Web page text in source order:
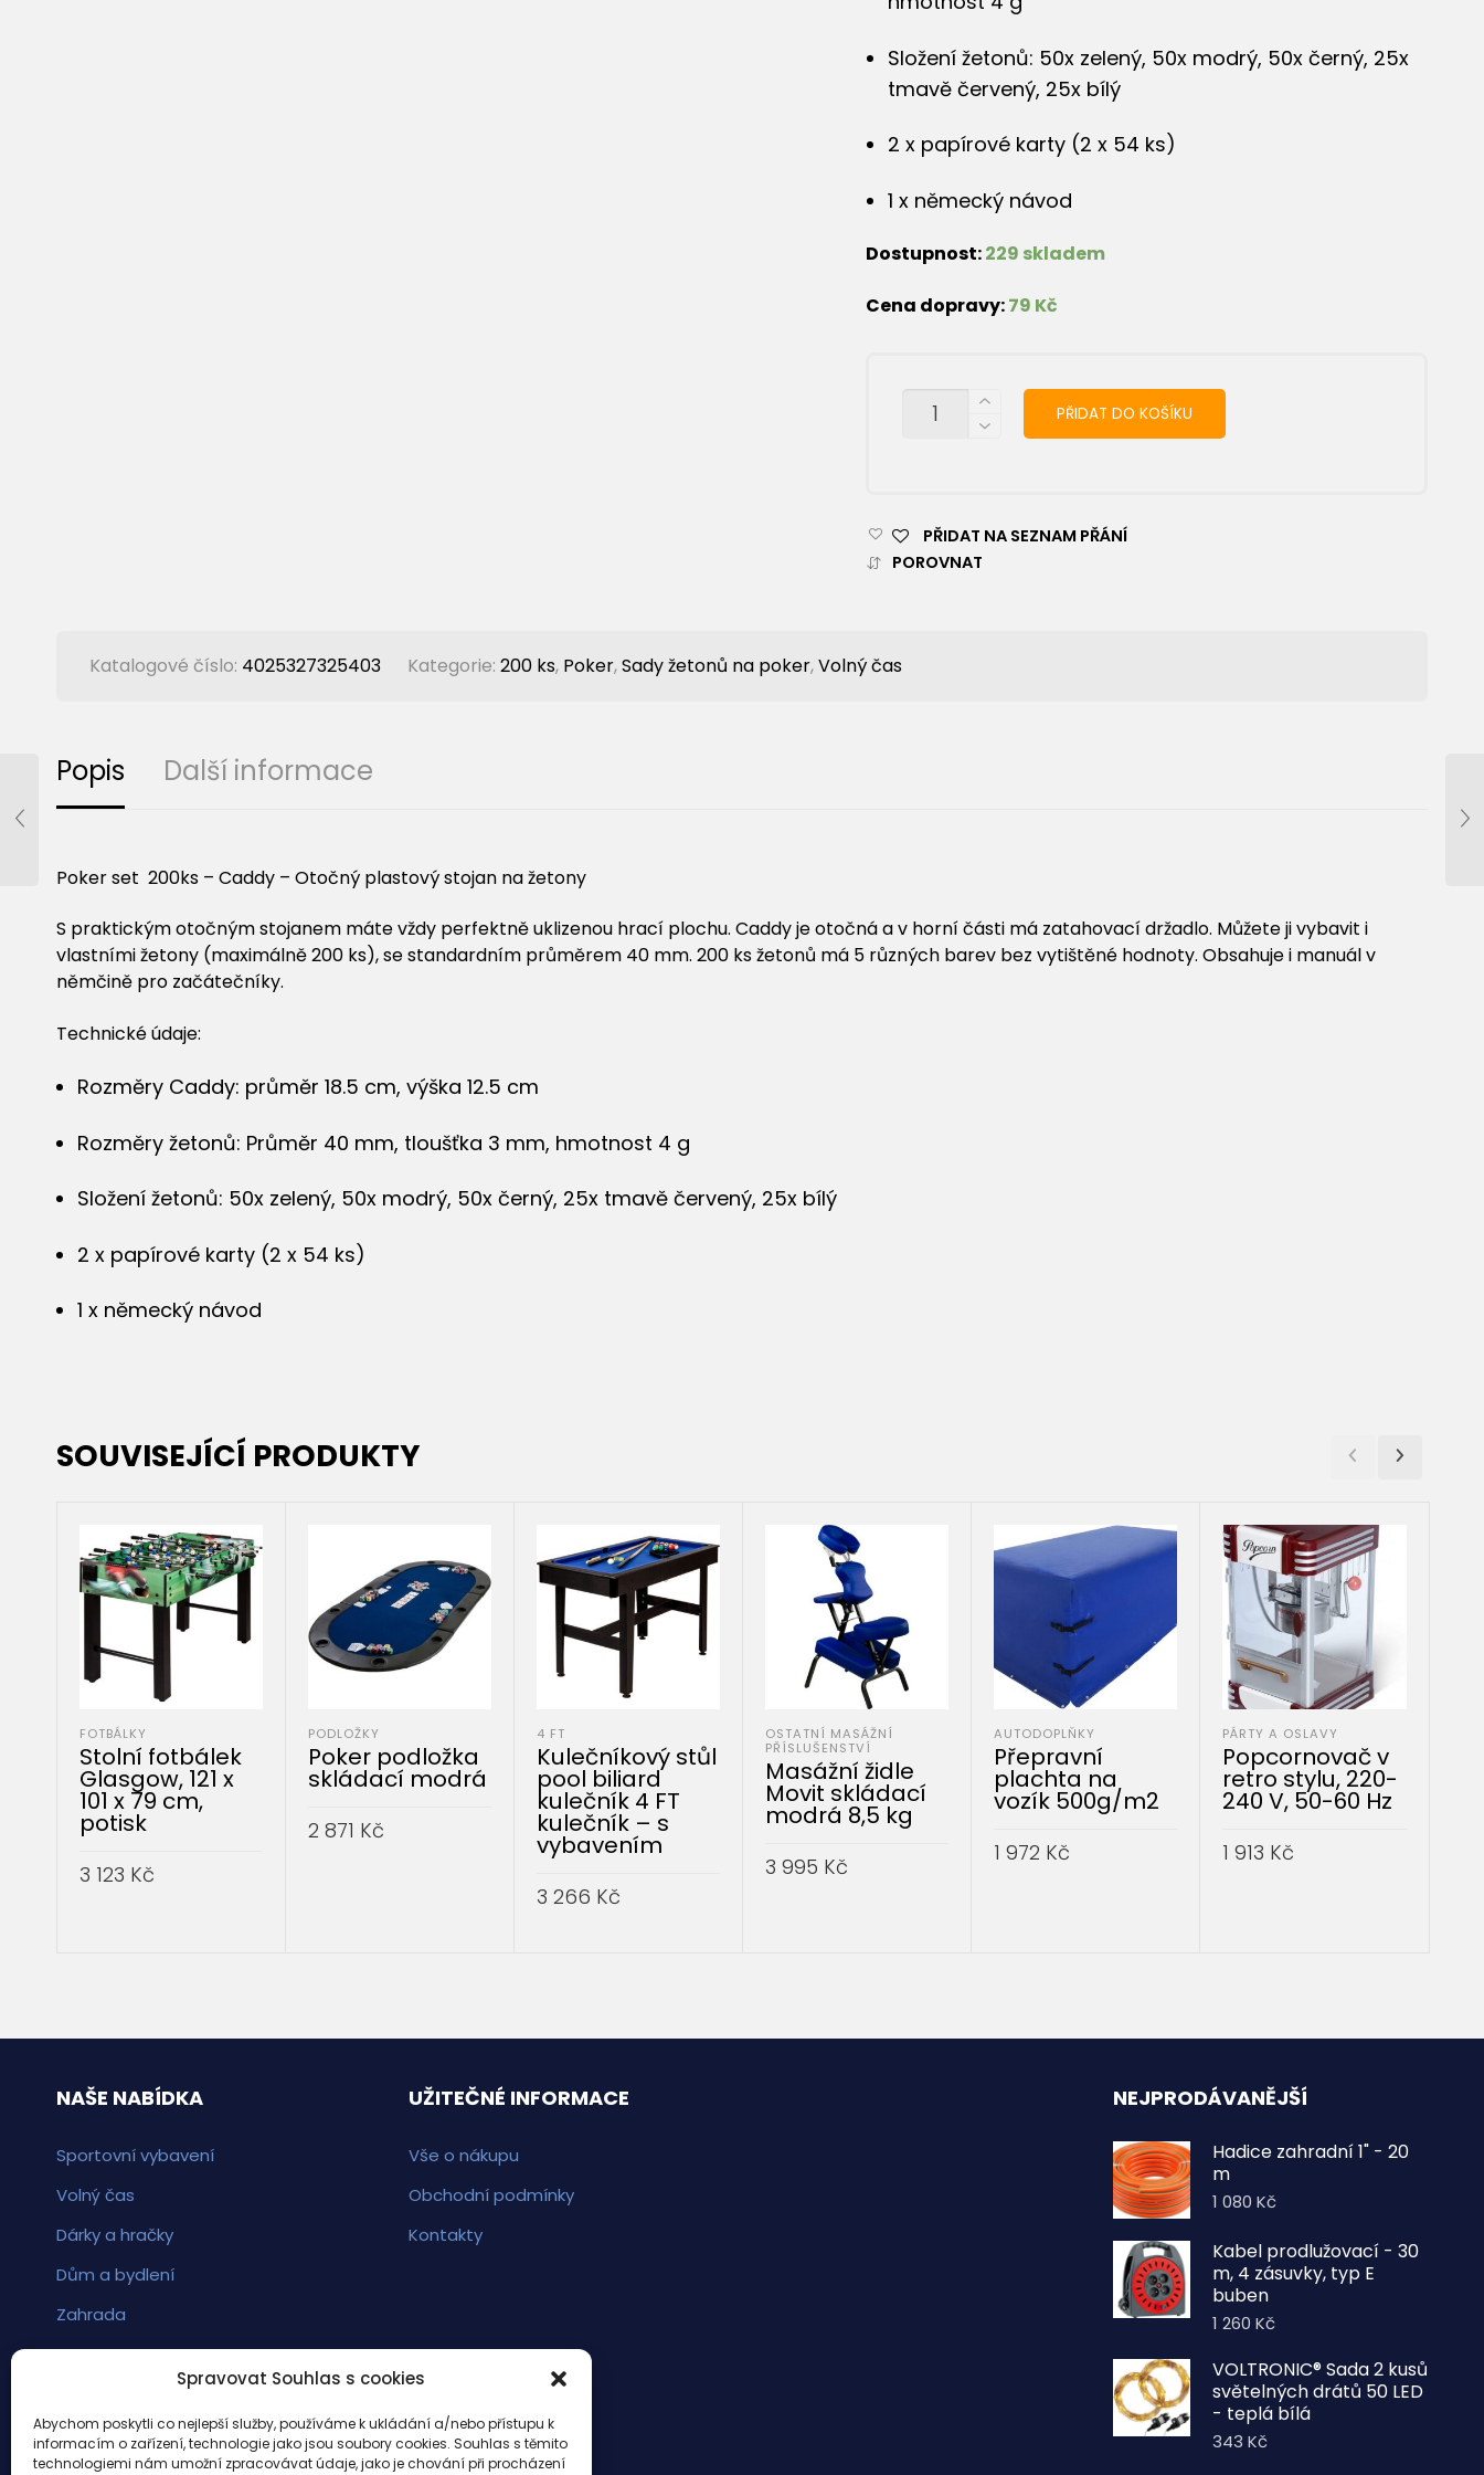
Spravovat Souhlas s cookies
Abychom poskytli co nejlepší služby, používáme k ukládání a/nebo přístupu k
informacím o zařízení, technologie jako jsou soubory cookies. Souhlas s těmito
technologiemi nám umožní zpracovávat údaje, jako je chování při procházení
Složení žetonů: 50x zelený, 50x modrý, 50x černý, 25x
tmavě červený, 25x bílý
2 x papírové karty (2 x 54 ks)
1 x německý návod
Dostupnost:229 skladem
Cena dopravy:79 Kč
MNOŽSTVÍ PŘIDAT DO KOŠÍKU
PŘIDAT NA SEZNAM PŘÁNÍ
POROVNAT
Katalogové číslo: 4025327325403 Kategorie: 200 ks, Poker,Sady žetonů na poker,Volný čas
Popis Další informace
Poker set 200ks – Caddy – Otočný plastový stojan na žetony
S praktickým otočným stojanem máte vždy perfektně uklizenou hrací plochu. Caddy je otočná a v horní části má zatahovací držadlo. Můžete ji vybavit i
vlastními žetony (maximálně 200 ks), se standardním průměrem 40 mm. 200 ks žetonů má 5 různých barev bez vytištěné hodnoty. Obsahuje i manuál v
němčině pro začátečníky.
Technické údaje:
Rozměry Caddy: průměr 18.5 cm, výška 12.5 cm
Rozměry žetonů: Průměr 40 mm, tloušťka 3 mm, hmotnost 4 g
Složení žetonů: 50x zelený, 50x modrý, 50x černý, 25x tmavě červený, 25x bílý
2 x papírové karty (2 x 54 ks)
1 x německý návod
SOUVISEJÍCÍ PRODUKTY
FOTBÁLKY
Stolní fotbálek
Glasgow, 121 x
101 x 79 cm,
potisk
3 123 Kč
PODLOŽKY
Poker podložka
skládací modrá
2 871 Kč
4 FT
Kulečníkový stůl
pool biliard
kulečník 4 FT
kulečník – s
vybavením
3 266 Kč
OSTATNÍ MASÁŽNÍ
PŘÍSLUŠENSTVÍ
Masážní židle
Movit skládací
modrá 8,5 kg
3 995 Kč
AUTODOPLŇKY
Přepravní
plachta na
vozík 500g/m2
1 972 Kč
PÁRTY A OSLAVY
Popcornovač v
retro stylu, 220-
240 V, 50-60 Hz
1 913 Kč
NAŠE NABÍDKA
Sportovní vybavení
Volný čas
Dárky a hračky
Dům a bydlení
Zahrada
UŽITEČNÉ INFORMACE
Vše o nákupu
Obchodní podmínky
Kontakty
NEJPRODÁVANĚJŠÍ
Hadice zahradní 1" - 20
m
1 080 Kč
Kabel prodlužovací - 30
m, 4 zásuvky, typ E
buben
1 260 Kč
VOLTRONIC® Sada 2 kusů
světelných drátů 50 LED
- teplá bílá
343 Kč